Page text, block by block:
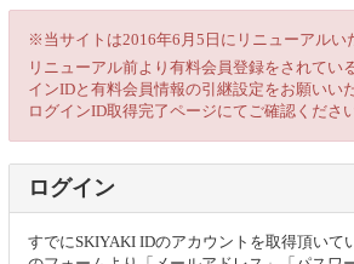
※当サイトは2016年6月5日にリニューアルい
リニューアル前より有料会員登録をされてい
インIDと有料会員情報の引継設定をお願いい
ログインID取得完了ページにてご確認ください
ログイン
すでにSKIYAKI IDのアカウントを取得頂いて